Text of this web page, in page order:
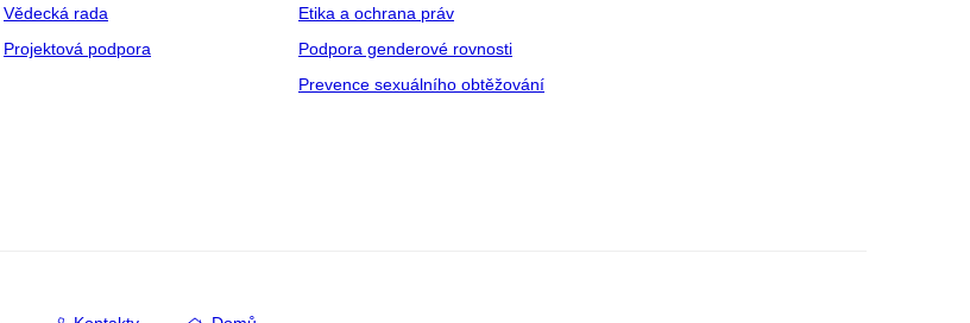
Vědecká rada
Projektová podpora
Etika a ochrana práv
Podpora genderové rovnosti
Prevence sexuálního obtěžování